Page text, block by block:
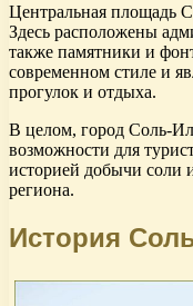
Центральная площадь
Здесь расположены
также памятники и
современном стиле и
прогулок и отдыха.
В целом, город Соль-
возможности для
историей добычи соли
региона.
История